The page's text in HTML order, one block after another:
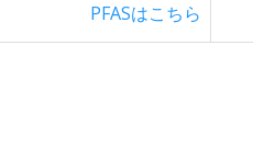
PFASはこちら